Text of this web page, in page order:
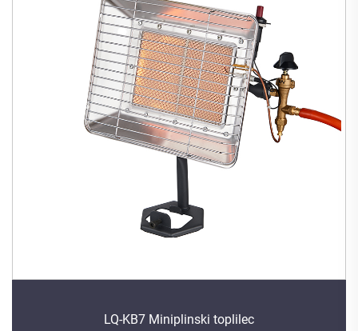
LQ-KB7 Miniplinski toplilec